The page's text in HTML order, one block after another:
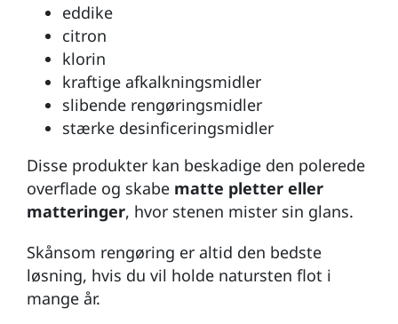
eddike
citron
klorin
kraftige afkalkningsmidler
slibende rengøringsmidler
stærke desinficeringsmidler
Disse produkter kan beskadige den polerede
overflade og skabe matte pletter eller
matteringer, hvor stenen mister sin glans.
Skånsom rengøring er altid den bedste
løsning, hvis du vil holde natursten flot i
mange år.